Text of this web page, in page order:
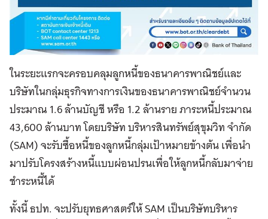
ในระยะแรกจะครอบคลุมลูกหนี้ของธนาคารพาณิชย์และ
บริษัทในกลุ่มธุรกิจทางการเงินของธนาคารพาณิชย์จำนวน
ประมาณ 1.6 ล้านบัญชี หรือ 1.2 ล้านราย ภาระหนี้ประมาณ
43,600 ล้านบาท โดยบริษัท บริหารสินทรัพย์สุขุมวิท จำกัด
(SAM) จะรับซื้อหนี้ของลูกหนี้กลุ่มเป้าหมายข้างต้น เพื่อนำ
มาปรับโครงสร้างหนี้แบบผ่อนปรนเพื่อให้ลูกหนี้กลับมาจ่าย
ชำระหนี้ได้
ทั้งนี้ ธปท. จะปรับยุทธศาสตร์ให้ SAM เป็นบริษัทบริหาร